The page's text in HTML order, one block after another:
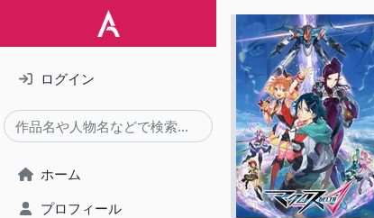
ログイン
ホーム
プロフィール